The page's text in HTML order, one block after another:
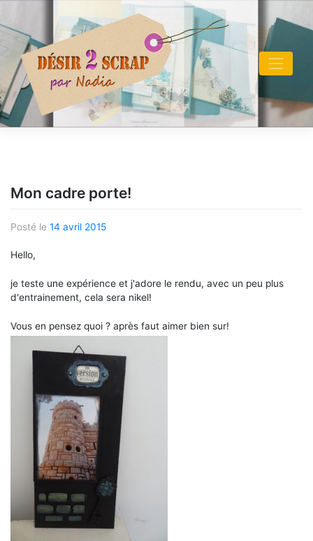
content
Mon cadre porte!
Posté le 14 avril 2015
Hello,
je teste une expérience et j'adore le rendu, avec un peu plus
d'entrainement, cela sera nikel!
Vous en pensez quoi ? après faut aimer bien sur!